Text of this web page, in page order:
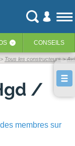
‹ CONSEILS
Tous les constructeurs
/
membres sur